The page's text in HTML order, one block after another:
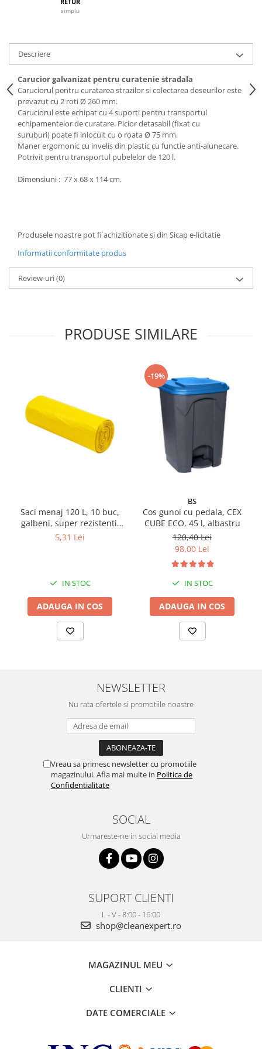
Odorizante Camera
PACHETE PROMO
Produse de curatare industriala
Solutii de indepartarea cimentului
(decapanti)
Articole de bucatarie si catering
Tacamuri de unica folosinta
Vesela de unica folosinta
Dispensere
Dispensere folie
Dispensere hartie
Dispensere sapun
HARTIE
Prosoape pliate
Pamatuf praf
Pulverizatoare profesionale
Uscatoare maini
simplu
Descriere
Carucior galvanizat pentru curatenie stradala
Caruciorul pentru curatarea strazilor si colectarea deseurilor este
prevazut cu 2 roti Ø 260 mm.
Caruciorul este echipat cu 4 suporti pentru transportul
echipamentelor de curatare. Picior detasabil (fixat cu
suruburi) poate fi inlocuit cu o roata Ø 75 mm.
Maner ergomonic cu invelis din plastic cu functie anti-alunecare.
Potrivit pentru transportul pubelelor de 120 l.
Dimensiuni : 77 x 68 x 114 cm.
Produsele noastre pot fi achizitionate si din Sicap e-licitatie
Informatii conformitate produs
Review-uri(0)
PRODUSE SIMILARE
Saci menaj 120 L, 10 buc,
galbeni, super rezistenti,
LDPE
5,31 Lei
IN STOC
ADAUGA IN COS
-19%
BS
Cos gunoi cu pedala, CEX
CUBE ECO, 45 l, albastru
120,40 Lei
98,00 Lei
IN STOC
ADAUGA IN COS
NEWSLETTER
Nu rata ofertele si promotiile noastre
Vreau sa primesc newsletter cu promotiile
magazinului. Afla mai multe in Politica de
Confidentialitate
SOCIAL
Urmareste-ne in social media
SUPORT CLIENTI
L - V - 8:00 - 16:00
shop@cleanexpert.ro
MAGAZINUL MEU
CLIENTI
DATE COMERCIALE